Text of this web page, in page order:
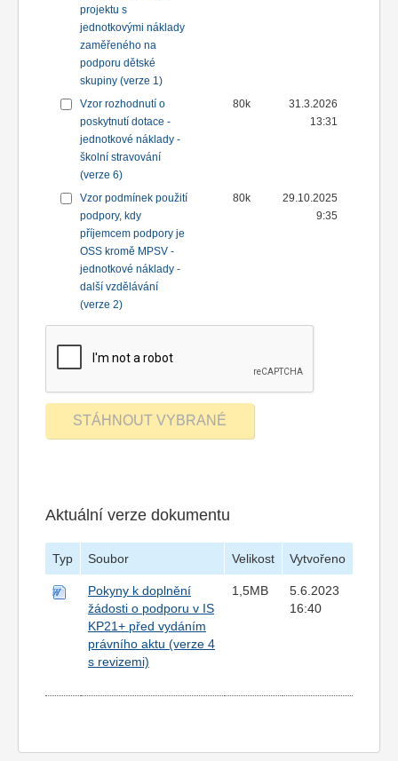
projektu s
jednotkovými náklady
zaměřeného na
podporu dětské
skupiny (verze 1)
Vzor rozhodnutí o
poskytnutí dotace -
jednotkové náklady -
školní stravování
(verze 6)
80k
31.3.2026
13:31
Vzor podmínek použití
podpory, kdy
příjemcem podpory je
OSS kromě MPSV -
jednotkové náklady -
další vzdělávání
(verze 2)
80k
29.10.2025
9:35
Aktuální verze dokumentu
Typ Soubor Velikost Vytvořeno
Pokyny k doplnění
žádosti o podporu v IS
KP21+ před vydáním
právního aktu (verze 4
s revizemi)
1,5MB
5.6.2023
16:40